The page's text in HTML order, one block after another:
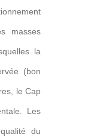
masses
la
(bon
le Cap
Les
du